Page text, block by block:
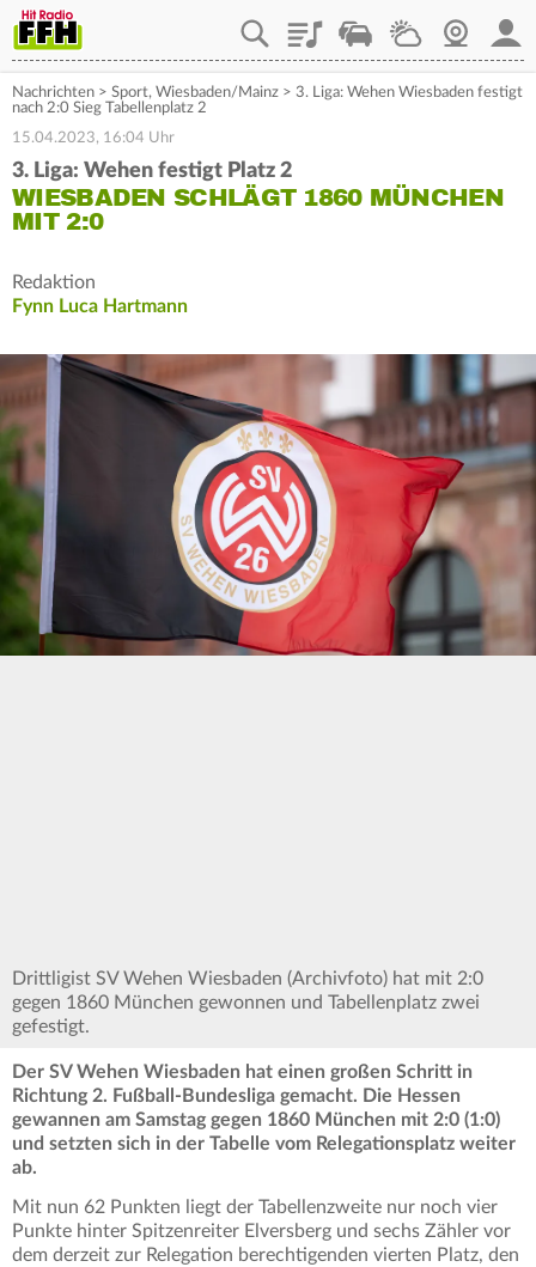
PlaylistStaupilotWetterWebcam
Nachrichten > Sport, Wiesbaden/Mainz > 3. Liga: Wehen Wiesbaden festigt
nach 2:0 Sieg Tabellenplatz 2
15.04.2023, 16:04 Uhr
3. Liga: Wehen festigt Platz 2
WIESBADEN SCHLÄGT 1860 MÜNCHEN
MIT 2:0
Redaktion
Fynn Luca Hartmann
Drittligist SV Wehen Wiesbaden (Archivfoto) hat mit 2:0
gegen 1860 München gewonnen und Tabellenplatz zwei
gefestigt.
Der SV Wehen Wiesbaden hat einen großen Schritt in
Richtung 2. Fußball-Bundesliga gemacht. Die Hessen
gewannen am Samstag gegen 1860 München mit 2:0 (1:0)
und setzten sich in der Tabelle vom Relegationsplatz weiter
ab.
Mit nun 62 Punkten liegt der Tabellenzweite nur noch vier
Punkte hinter Spitzenreiter Elversberg und sechs Zähler vor
dem derzeit zur Relegation berechtigenden vierten Platz, den